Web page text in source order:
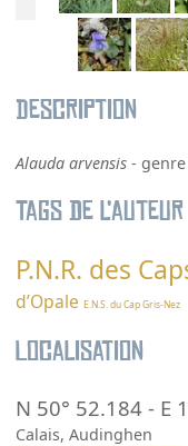
Description
Alauda arvensis -
Tags de l’auteur
P.N.R. des
d’Opale E.N.S. du Cap Gris-Nez
Localisation
N 50° 52.184 - E
Calais,Audinghen